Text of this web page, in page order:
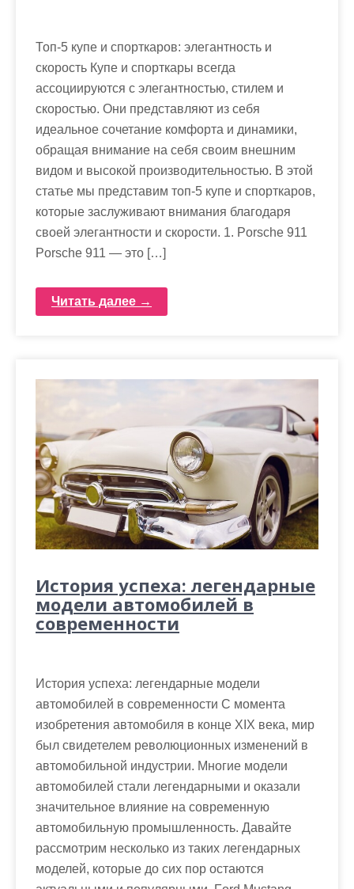
Топ-5 купе и спорткаров: элегантность и
скорость Купе и спорткары всегда
ассоциируются с элегантностью, стилем и
скоростью. Они представляют из себя
идеальное сочетание комфорта и динамики,
обращая внимание на себя своим внешним
видом и высокой производительностью. В этой
статье мы представим топ-5 купе и спорткаров,
которые заслуживают внимания благодаря
своей элегантности и скорости. 1. Porsche 911
Porsche 911 — это […]
Читать далее →
История успеха: легендарные
модели автомобилей в
современности
История успеха: легендарные модели
автомобилей в современности С момента
изобретения автомобиля в конце XIX века, мир
был свидетелем революционных изменений в
автомобильной индустрии. Многие модели
автомобилей стали легендарными и оказали
значительное влияние на современную
автомобильную промышленность. Давайте
рассмотрим несколько из таких легендарных
моделей, которые до сих пор остаются